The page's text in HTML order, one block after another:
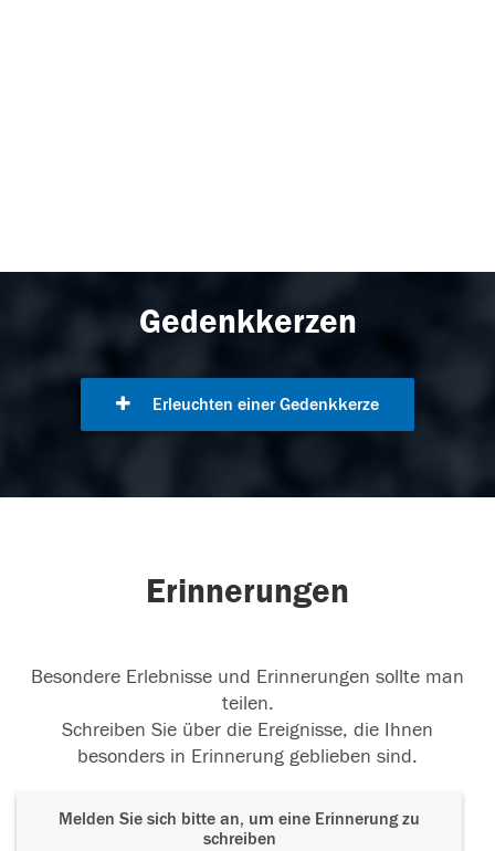
Gedenkkerzen
Erleuchten einer Gedenkkerze
Erinnerungen
Besondere Erlebnisse und Erinnerungen sollte man
teilen.
Schreiben Sie über die Ereignisse, die Ihnen
besonders in Erinnerung geblieben sind.
Melden Sie sich bitte an, um eine Erinnerung zu
schreiben